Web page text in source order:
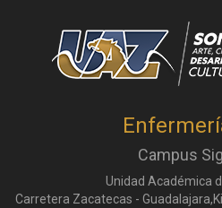
Campus
Unidad Académica
Carretera Zacatecas -